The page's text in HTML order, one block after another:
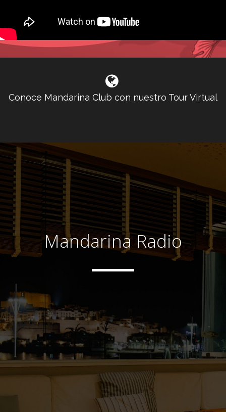
Conoce Mandarina Club con nuestro Tour Virtual
Mandarina Radio